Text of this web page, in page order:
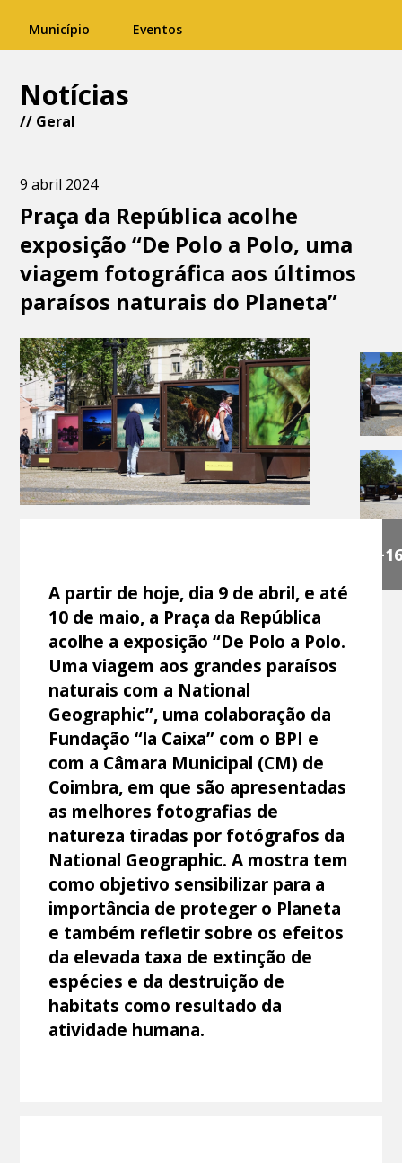
Município Eventos
Notícias
// Geral
9 abril 2024
Praça da República acolhe
exposição “De Polo a Polo, uma
viagem fotográfica aos últimos
paraísos naturais do Planeta”
+16
A partir de hoje, dia 9 de abril, e até
10 de maio, a Praça da República
acolhe a exposição “De Polo a Polo.
Uma viagem aos grandes paraísos
naturais com a National
Geographic”, uma colaboração da
Fundação “la Caixa” com o BPI e
com a Câmara Municipal (CM) de
Coimbra, em que são apresentadas
as melhores fotografias de
natureza tiradas por fotógrafos da
National Geographic. A mostra tem
como objetivo sensibilizar para a
importância de proteger o Planeta
e também refletir sobre os efeitos
da elevada taxa de extinção de
espécies e da destruição de
habitats como resultado da
atividade humana.